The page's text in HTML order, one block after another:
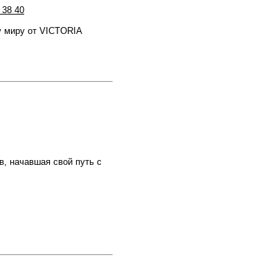
38 40
от VICTORIA
начавшая свой путь с